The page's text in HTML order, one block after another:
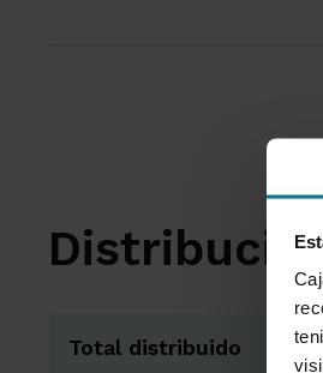
Total distribuido